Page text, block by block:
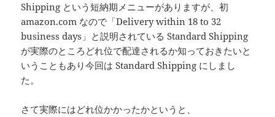
Shipping という短納期メニューがありますが、初
amazon.com なので「Delivery within 18 to 32
business days」と説明されている Standard Shipping
が実際のところどれ位で配達されるか知っておきたいと
いうこともあり今回は Standard Shipping にしまし
た。
さて実際にはどれ位かかったかというと、